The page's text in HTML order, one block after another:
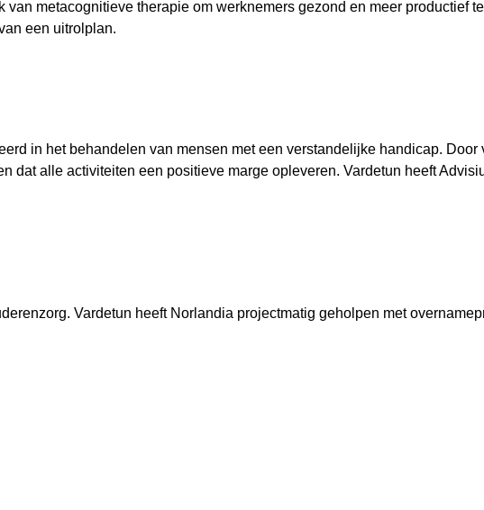
metacognitieve therapie om werknemers gezond en meer productief
een uitrolplan.
in het behandelen van mensen met een verstandelijke handicap.
dat alle activiteiten een positieve marge opleveren. Vardetun heeft
Vardetun heeft Norlandia projectmatig geholpen met